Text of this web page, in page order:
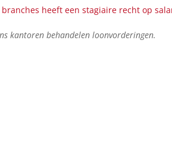
heeft een stagiaire recht op
kantoren behandelen loonvorderingen.